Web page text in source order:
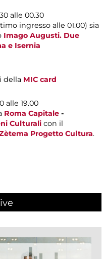
alle 00.30
ingresso alle 01.00) sia
Imago Augusti. Due
e Isernia
della MIC card
alle 19.00
Roma Capitale -
Culturali con il
Progetto Cultura.